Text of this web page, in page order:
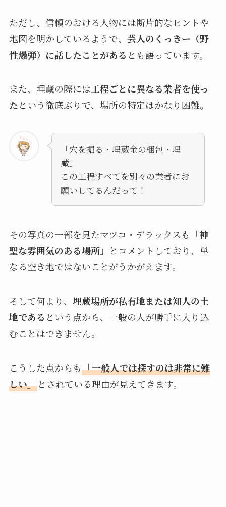
ただし、信頼のおける人物には断片的なヒントや
地図を明かしているようで、 芸人のくっきー（野
性爆弾）に話したことがある とも語っています。
また、埋蔵の際には工程ごとに異なる業者を使っ
たという徹底ぶりで、場所の特定はかなり困難。
「穴を掘る・埋蔵金の梱包・埋
蔵」
この工程すべてを別々の業者にお
願いしてるんだって！
その写真の一部を見たマツコ・デラックスも「神
聖な雰囲気のある場所」とコメントしており、単
なる空き地ではないことがうかがえます。
そして何より、 埋蔵場所が私有地または知人の土
地である という点から、一般の人が勝手に入り込
むことはできません。
こうした点からも 「一般人では探すのは非常に難
しい」とされている理由が見えてきます。